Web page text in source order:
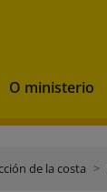
O ministerio
de la costa